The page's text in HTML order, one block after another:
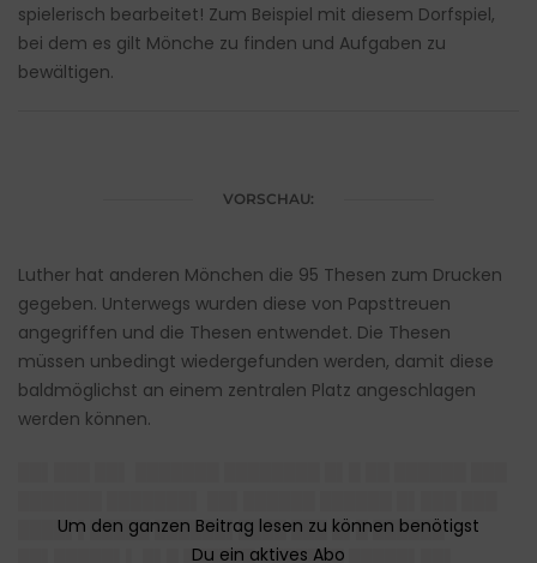
spielerisch bearbeitet! Zum Beispiel mit diesem Dorfspiel,
bei dem es gilt Mönche zu finden und Aufgaben zu
bewältigen.
VORSCHAU:
Luther hat anderen Mönchen die 95 Thesen zum Drucken
gegeben. Unterwegs wurden diese von Papsttreuen
angegriffen und die Thesen entwendet. Die Thesen
müssen unbedingt wiedergefunden werden, damit diese
baldmöglichst an einem zentralen Platz angeschlagen
werden können.
████▌▌█████ ██████▌████ ███ █▌█ ██████